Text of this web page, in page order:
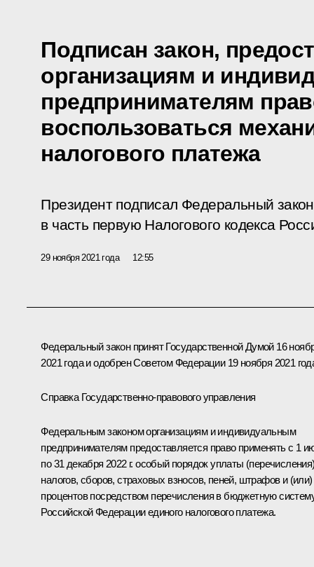
Подписан закон,
организациям и
предпринимателям
воспользоваться
налогового платежа
Президент подписал Федеральный
в часть первую Налогового кодекса
29 ноября 2021 года 12:55
Федеральный закон принят Государственной Думой 16
2021 года и одобрен Советом Федерации 19 ноября 2021
Справка Государственно-правового управления
Федеральным законом организациям и индивидуальным
предпринимателям предоставляется право применять с 1
по 31 декабря 2022 г. особый порядок уплаты
налогов, сборов, страховых взносов, пеней, штрафов и (или)
процентов посредством перечисления в бюджетную
Российской Федерации единого налогового платежа.